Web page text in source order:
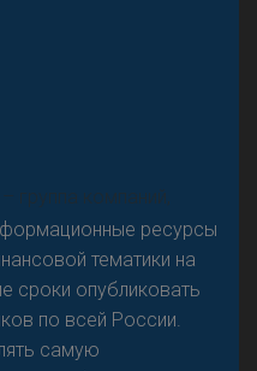
группа компаний,
ресурсы
тематики на
сроки опубликовать
по всей России.
самую